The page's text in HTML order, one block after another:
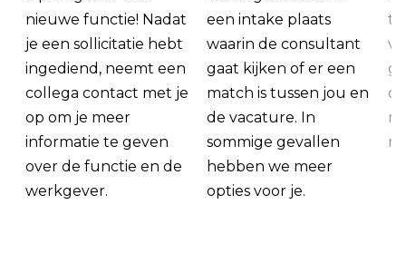
nieuwe functie! Nadat
je een sollicitatie hebt
ingediend, neemt een
collega contact met je
op om je meer
informatie te geven
over de functie en de
werkgever.
een intake plaats
waarin de consultant
gaat kijken of er een
match is tussen jou en
de vacature. In
sommige gevallen
hebben we meer
opties voor je.